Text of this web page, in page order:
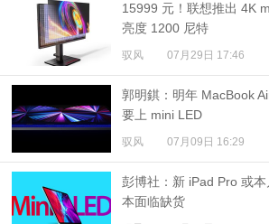
15999 元！联想推出 4K
亮度 1200 尼特
驭风 07月29日 17:46
郭明錤：明年 MacBook
要上 mini LED
驭风 07月09日 16:29
彭博社：新 iPad Pro 或
本面临缺货